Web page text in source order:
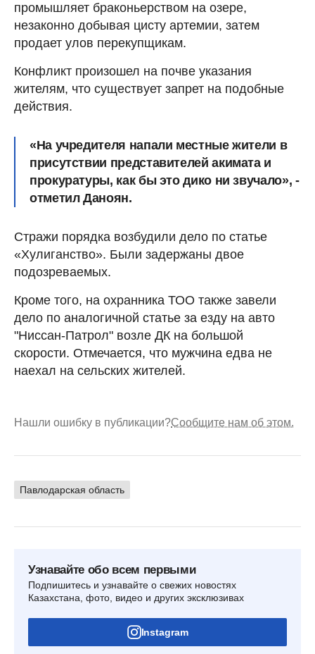
промышляет браконьерством на озере,
незаконно добывая цисту артемии, затем
продает улов перекупщикам.
Конфликт произошел на почве указания
жителям, что существует запрет на подобные
действия.
«На учредителя напали местные жители в
присутствии представителей акимата и
прокуратуры, как бы это дико ни звучало», -
отметил Даноян.
Стражи порядка возбудили дело по статье
«Хулиганство». Были задержаны двое
подозреваемых.
Кроме того, на охранника ТОО также завели
дело по аналогичной статье за езду на авто
"Ниссан-Патрол" возле ДК на большой
скорости. Отмечается, что мужчина едва не
наехал на сельских жителей.
Нашли ошибку в публикации?Сообщите нам об этом.
Павлодарская область
Узнавайте обо всем первыми
Подпишитесь и узнавайте о свежих новостях
Казахстана, фото, видео и других эксклюзивах
Instagram